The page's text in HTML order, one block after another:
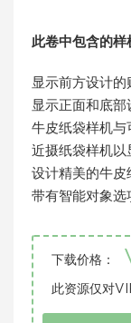
此卷中包含的样
显示前方设计的
显示正面和底部
牛皮纸袋样机与
近摄纸袋样机以
设计精美的牛皮
带有智能对象选
下载价格：
此资源仅对